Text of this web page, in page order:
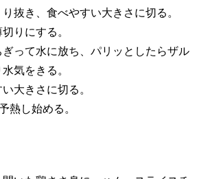
抜き、食べやすい大きさに切る。
りにする。
って水に放ち、パリッとしたらザル
気をきる。
大きさに切る。
熱し始める。